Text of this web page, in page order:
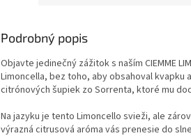
Podrobný popis
Objavte jedinečný zážitok s naším CIEMME
Limoncella, bez toho, aby obsahoval
citrónových šupiek zo Sorrenta, ktoré mu
Na jazyku je tento Limoncello svieži, ale
výrazná citrusová aróma vás prenesie do